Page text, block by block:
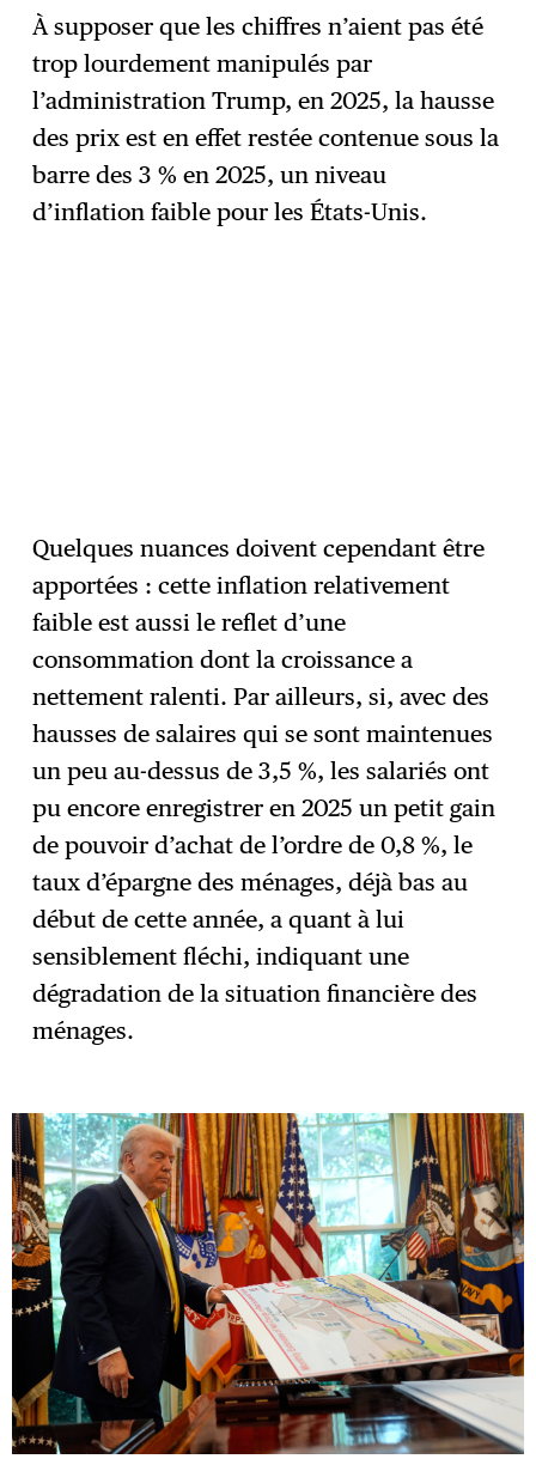
À supposer que les chiffres n’aient pas été
trop lourdement manipulés par
l’administration Trump, en 2025, la hausse
des prix est en effet restée contenue sous la
barre des 3 % en 2025, un niveau
d’inflation faible pour les États-Unis.
Quelques nuances doivent cependant être
apportées : cette inflation relativement
faible est aussi le reflet d’une
consommation dont la croissance a
nettement ralenti. Par ailleurs, si, avec des
hausses de salaires qui se sont maintenues
un peu au-dessus de 3,5 %, les salariés ont
pu encore enregistrer en 2025 un petit gain
de pouvoir d’achat de l’ordre de 0,8 %, le
taux d’épargne des ménages, déjà bas au
début de cette année, a quant à lui
sensiblement fléchi, indiquant une
dégradation de la situation financière des
ménages.